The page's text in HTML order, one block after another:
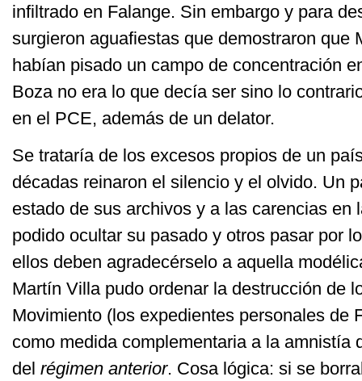
infiltrado en Falange. Sin embargo y para
surgieron aguafiestas que demostraron que
habían pisado un campo de concentración
Boza no era lo que decía ser sino lo
en el PCE, además de un delator.
Se trataría de los excesos propios de un
décadas reinaron el silencio y el olvido. Un
estado de sus archivos y a las carencias en
podido ocultar su pasado y otros pasar por
ellos deben agradecérselo a aquella
Martín Villa pudo ordenar la destrucción de
Movimiento (los expedientes personales de
como medida complementaria a la amnistía
del régimen anterior. Cosa lógica: si se